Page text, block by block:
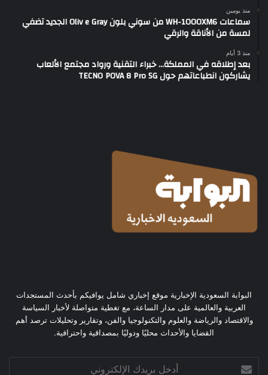
منذ يومين
سماعات WH-1000XM6 من سوني بلون Oliv e Gray الجديد تضفي
لمسة من الأناقة والرقي
منذ 3 أيام
بعد إطلاقه في المملكة… خبراء التقنية ورواد مجتمع الألعاب
يشاركون انطباعاتهم حول TECNO POVA 8 Pro 5G
البوابة السعودية الإخبارية موقع إخباري شامل يوافيكم بأحدث المستجدات
العربية والعالمية على مدار الساعة، مع تغطية متواصلة لأخبار السياسة
والاقتصاد والرياضة والعلوم والتكنولوجيا والفن، وتقارير وتحليلات ترصد أهم
القضايا والأحداث محليًا ودوليًا بمصداقية واحترافية.